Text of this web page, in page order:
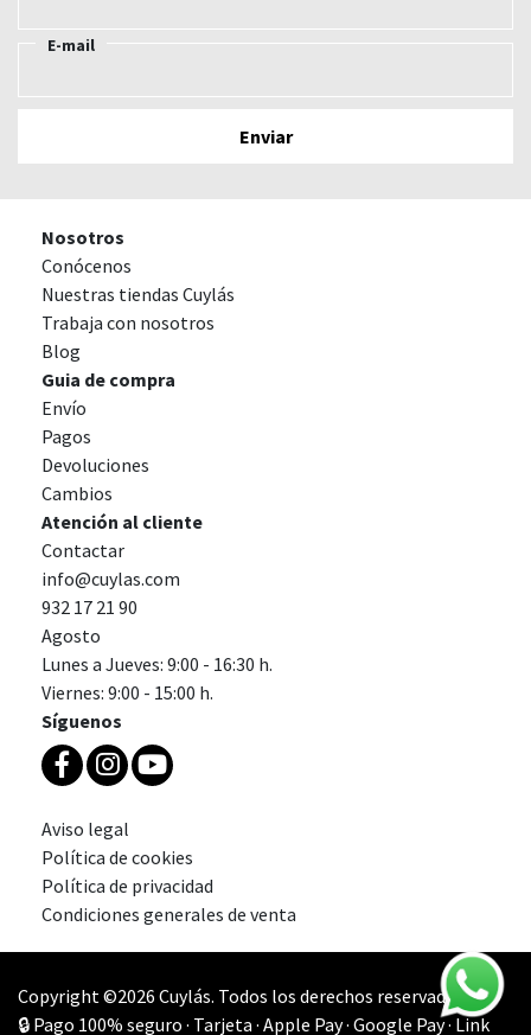
E-mail
Nosotros
Conócenos
Nuestras tiendas Cuylás
Trabaja con nosotros
Blog
Guia de compra
Envío
Pagos
Devoluciones
Cambios
Atención al cliente
Contactar
info@cuylas.com
932 17 21 90
Agosto
Lunes a Jueves: 9:00 - 16:30 h.
Viernes: 9:00 - 15:00 h.
Síguenos
Aviso legal
Política de cookies
Política de privacidad
Condiciones generales de venta
Copyright ©2026 Cuylás. Todos los derechos reservados.
🔒 Pago 100% seguro · Tarjeta · Apple Pay · Google Pay · Link